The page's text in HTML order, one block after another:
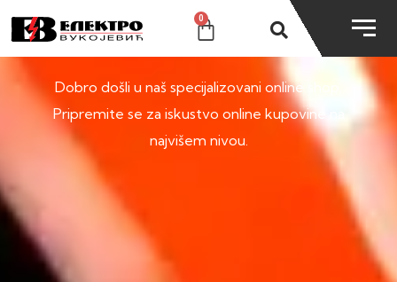
0
SHOP
Dobro došli u naš specijalizovani online shop.
Pripremite se za iskustvo online kupovine na
najvišem nivou.